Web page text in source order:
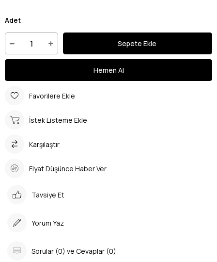
Adet
Favorilere Ekle
İstek Listeme Ekle
Karşılaştır
Fiyat Düşünce Haber Ver
Tavsiye Et
Yorum Yaz
Sorular (0) ve Cevaplar (0)